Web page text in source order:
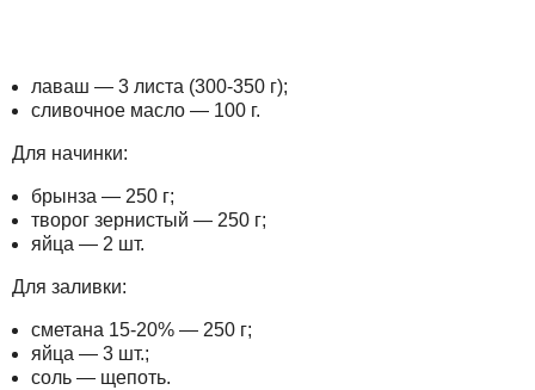
лаваш — 3 листа (300-350 г);
сливочное масло — 100 г.
Для начинки:
брынза — 250 г;
творог зернистый — 250 г;
яйца — 2 шт.
Для заливки:
сметана 15-20% — 250 г;
яйца — 3 шт.;
соль — щепоть.